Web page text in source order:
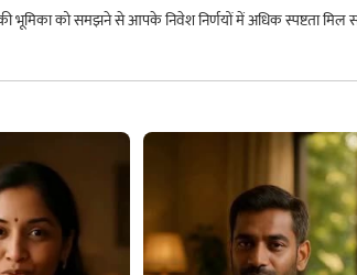
को समझने से आपके निवेश निर्णयों में अधिक स्पष्टता